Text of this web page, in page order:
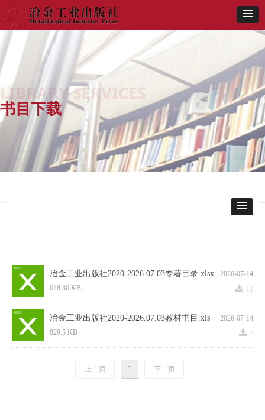
SERVICE
书目下载
LIBRARY SERVICES
2026-07-14
冶金工业出版社2020-2026.07.03专著目录.xlsx
끂 11
648.36 KB
2026-07-14
冶金工业出版社2020-2026.07.03教材书目.xls
끂 7
829.5 KB
上一页 1 下一页